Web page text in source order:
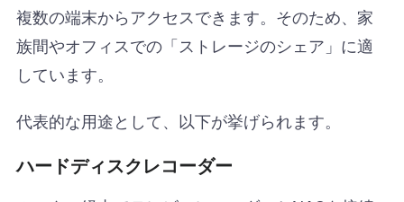
複数の端末からアクセスできます。そのため、家
族間やオフィスでの「ストレージのシェア」に適
しています。
代表的な用途として、以下が挙げられます。
ハードディスクレコーダー